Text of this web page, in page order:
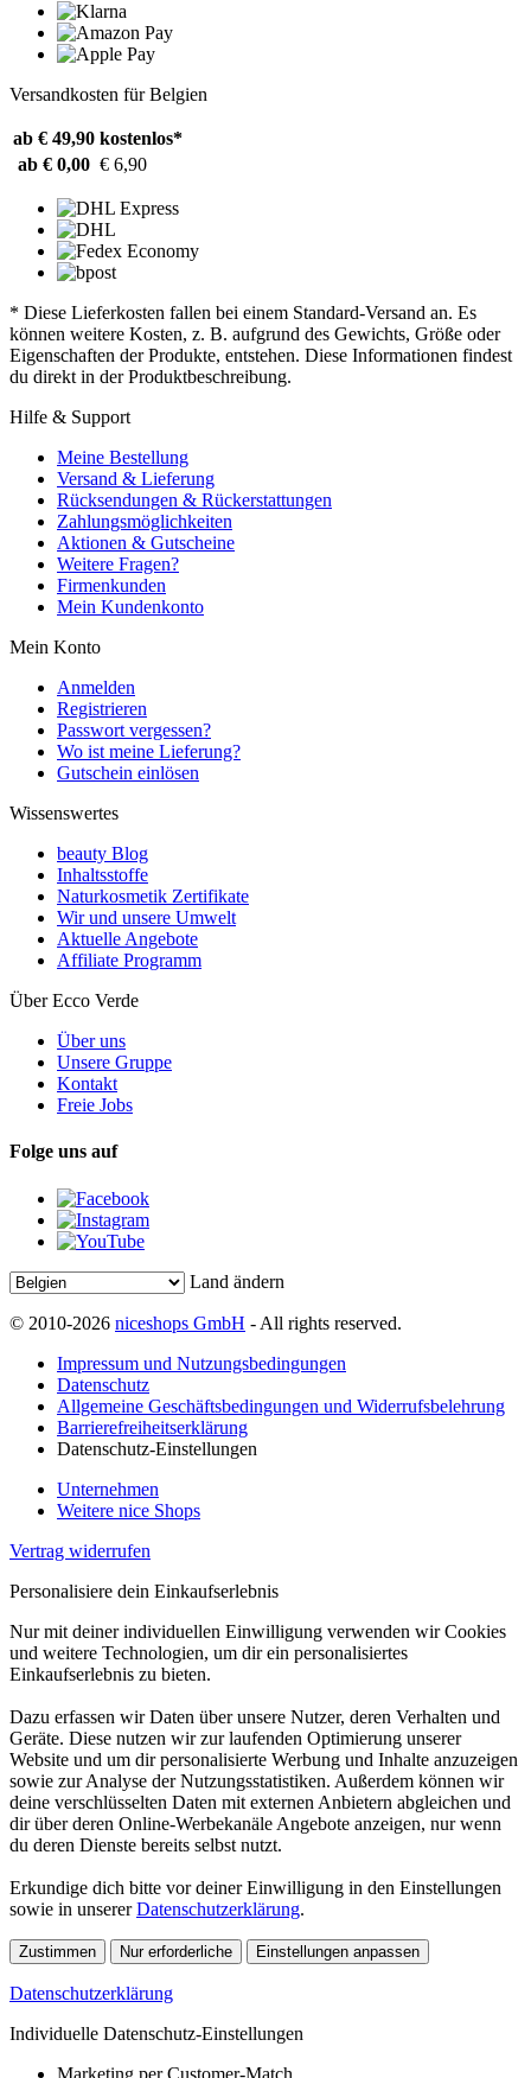
Versandkosten für Belgien
ab € 49,90 kostenlos*
ab € 0,00 € 6,90
* Diese Lieferkosten fallen bei einem Standard-Versand an. Es
können weitere Kosten, z. B. aufgrund des Gewichts, Größe oder
Eigenschaften der Produkte, entstehen. Diese Informationen findest
du direkt in der Produktbeschreibung.
Hilfe & Support
Meine Bestellung
Versand & Lieferung
Rücksendungen & Rückerstattungen
Zahlungsmöglichkeiten
Aktionen & Gutscheine
Weitere Fragen?
Firmenkunden
Mein Kundenkonto
Mein Konto
Anmelden
Registrieren
Passwort vergessen?
Wo ist meine Lieferung?
Gutschein einlösen
Wissenswertes
beauty Blog
Inhaltsstoffe
Naturkosmetik Zertifikate
Wir und unsere Umwelt
Aktuelle Angebote
Affiliate Programm
Über Ecco Verde
Über uns
Unsere Gruppe
Kontakt
Freie Jobs
Folge uns auf
Land ändern
© 2010-2026 niceshops GmbH - All rights reserved.
Impressum und Nutzungsbedingungen
Datenschutz
Allgemeine Geschäftsbedingungen und Widerrufsbelehrung
Barrierefreiheitserklärung
Datenschutz-Einstellungen
Unternehmen
Weitere nice Shops
Vertrag widerrufen
Personalisiere dein Einkaufserlebnis
Nur mit deiner individuellen Einwilligung verwenden wir Cookies
und weitere Technologien, um dir ein personalisiertes
Einkaufserlebnis zu bieten.
Dazu erfassen wir Daten über unsere Nutzer, deren Verhalten und
Geräte. Diese nutzen wir zur laufenden Optimierung unserer
Website und um dir personalisierte Werbung und Inhalte anzuzeigen
sowie zur Analyse der Nutzungsstatistiken. Außerdem können wir
deine verschlüsselten Daten mit externen Anbietern abgleichen und
dir über deren Online-Werbekanäle Angebote anzeigen, nur wenn
du deren Dienste bereits selbst nutzt.
Erkundige dich bitte vor deiner Einwilligung in den Einstellungen
sowie in unsererDatenschutzerklärung.
Zustimmen Nur erforderliche Einstellungen anpassen
Datenschutzerklärung
Individuelle Datenschutz-Einstellungen
Marketing per Customer-Match